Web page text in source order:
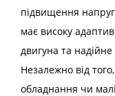
підвищення
має високу
двигуна та
Незалежно від
обладнання чи